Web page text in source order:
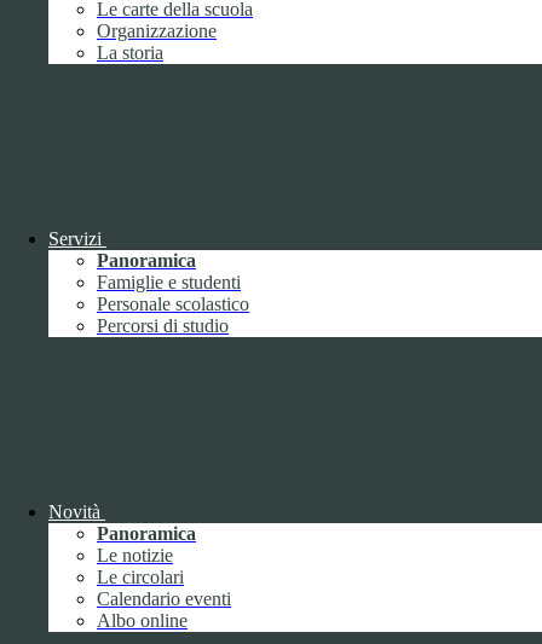
Le carte della scuola
Organizzazione
La storia
Servizi
Panoramica
Famiglie e studenti
Personale scolastico
Percorsi di studio
Novità
Panoramica
Le notizie
Le circolari
Calendario eventi
Albo online
Febbraio2
Marzo8
Aprile
Maggio1
Giugno
Luglio
Agosto
Settembre
Ottobre